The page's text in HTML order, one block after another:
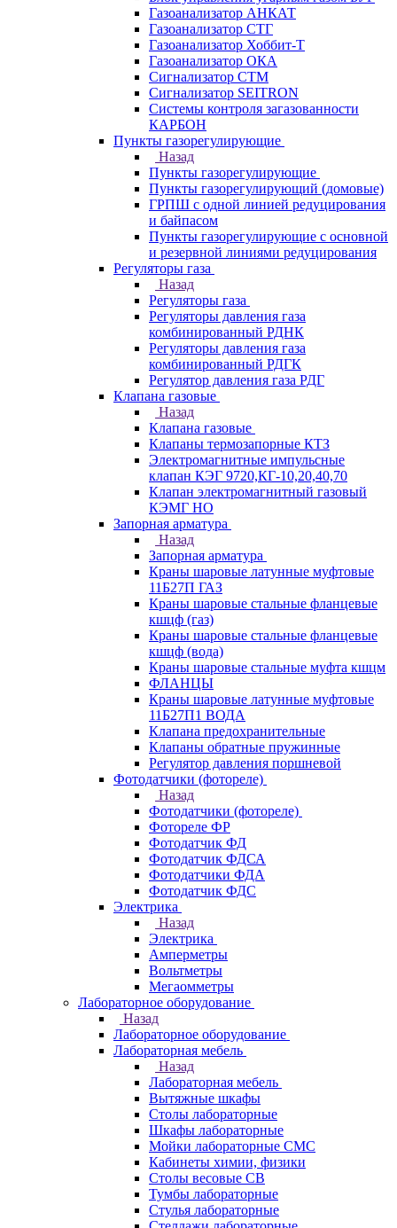
Газоанализатор АНКАТ
Газоанализатор СТГ
Газоанализатор Хоббит-Т
Газоанализатор ОКА
Сигнализатор СТМ
Сигнализатор SEITRON
Системы контроля загазованности
КАРБОН
Пункты газорегулирующие
Назад
Пункты газорегулирующие
Пункты газорегулирующий (домовые)
ГРПШ с одной линией редуцирования
и байпасом
Пункты газорегулирующие с основной
и резервной линиями редуцирования
Регуляторы газа
Назад
Регуляторы газа
Регуляторы давления газа
комбинированный РДНК
Регуляторы давления газа
комбинированный РДГК
Регулятор давления газа РДГ
Клапана газовые
Назад
Клапана газовые
Клапаны термозапорные КТЗ
Электромагнитные импульсные
клапан КЭГ 9720,КГ-10,20,40,70
Клапан электромагнитный газовый
КЭМГ НО
Запорная арматура
Назад
Запорная арматура
Краны шаровые латунные муфтовые
11Б27П ГАЗ
Краны шаровые стальные фланцевые
кшцф (газ)
Краны шаровые стальные фланцевые
кшцф (вода)
Краны шаровые стальные муфта кшцм
ФЛАНЦЫ
Краны шаровые латунные муфтовые
11Б27П1 ВОДА
Клапана предохранительные
Клапаны обратные пружинные
Регулятор давления поршневой
Фотодатчики (фотореле)
Назад
Фотодатчики (фотореле)
Фотореле ФР
Фотодатчик ФД
Фотодатчик ФДСА
Фотодатчики ФДА
Фотодатчик ФДС
Электрика
Назад
Электрика
Амперметры
Вольтметры
Мегаомметры
Лабораторное оборудование
Назад
Лабораторное оборудование
Лабораторная мебель
Назад
Лабораторная мебель
Вытяжные шкафы
Столы лабораторные
Шкафы лабораторные
Мойки лабораторные СМС
Кабинеты химии, физики
Столы весовые СВ
Тумбы лабораторные
Стулья лабораторные